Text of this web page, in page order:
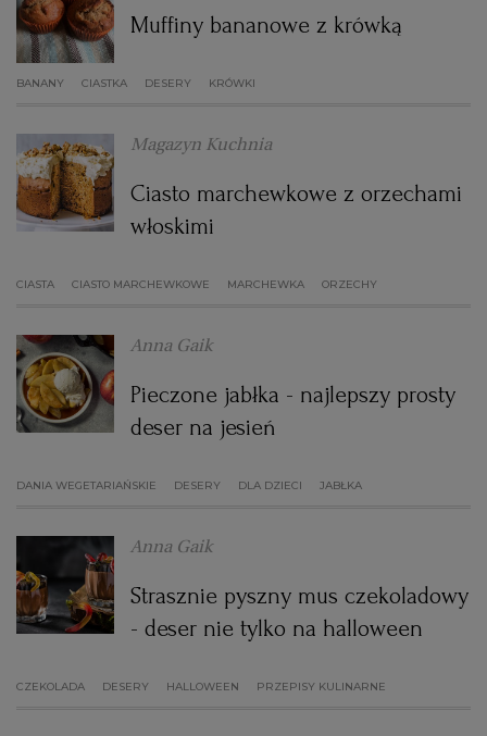
Muffiny bananowe z krówką
BANANY CIASTKA DESERY KRÓWKI
Magazyn Kuchnia
Ciasto marchewkowe z orzechami
włoskimi
CIASTA CIASTO MARCHEWKOWE MARCHEWKA ORZECHY
Anna Gaik
Pieczone jabłka - najlepszy prosty
deser na jesień
DANIA WEGETARIAŃSKIE DESERY DLA DZIECI JABŁKA
Anna Gaik
Strasznie pyszny mus czekoladowy
- deser nie tylko na halloween
CZEKOLADA DESERY HALLOWEEN PRZEPISY KULINARNE